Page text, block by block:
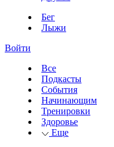
Бег
Лыжи
Войти
Все
Подкасты
События
Начинающим
Тренировки
Здоровье
Еще